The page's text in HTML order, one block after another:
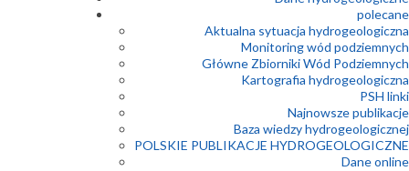
polecane
Aktualna sytuacja hydrogeologiczna
Monitoring wód podziemnych
Główne Zbiorniki Wód Podziemnych
Kartografia hydrogeologiczna
PSH linki
Najnowsze publikacje
Baza wiedzy hydrogeologicznej
POLSKIE PUBLIKACJE HYDROGEOLOGICZNE
Dane online